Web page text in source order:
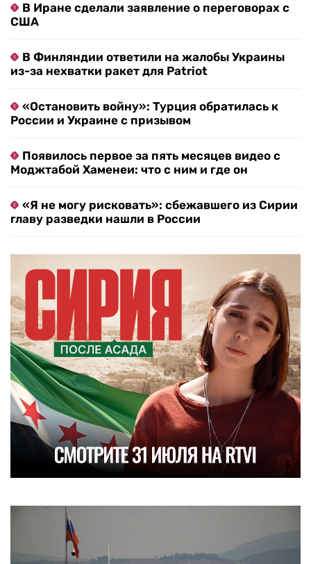
В Иране сделали заявление о переговорах с
США
В Финляндии ответили на жалобы Украины
из-за нехватки ракет для Patriot
«Остановить войну»: Турция обратилась к
России и Украине с призывом
Появилось первое за пять месяцев видео с
Моджтабой Хаменеи: что с ним и где он
«Я не могу рисковать»: сбежавшего из Сирии
главу разведки нашли в России